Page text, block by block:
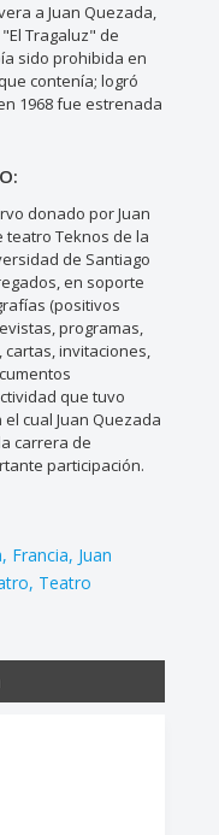
a Juan Quezada,
Tragaluz" de
sido prohibida en
contenía; logró
1968 fue estrenada
donado por Juan
teatro Teknos de la
de Santiago
en soporte
(positivos
programas,
invitaciones,
que tuvo
cual Juan Quezada
carrera de
participación.
Francia Juan
Teatro